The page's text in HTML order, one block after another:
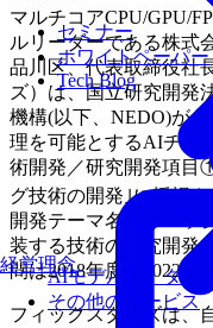
セミナー
ホワイトペーパー
Tech Blog
経営理念
AIモデルを、ター
その他のサービス
マルチコアCPU/GPU/
ルリーダーである株式
品川区、代表取締役社
ズ）は、国立研究開発
機構(以下、NEDO)が
理を可能とするAIチッ
術開発／研究開発項目
グ技術の開発｣に採択
開発テーマ名は「エッ
装する技術の研究開発
間は2018年度～2022年
フィックスターズは、